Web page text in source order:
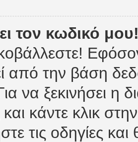
τον κωδικό
από την βάση
να ξεκινήσει η
κάντε κλικ
τις οδηγίες